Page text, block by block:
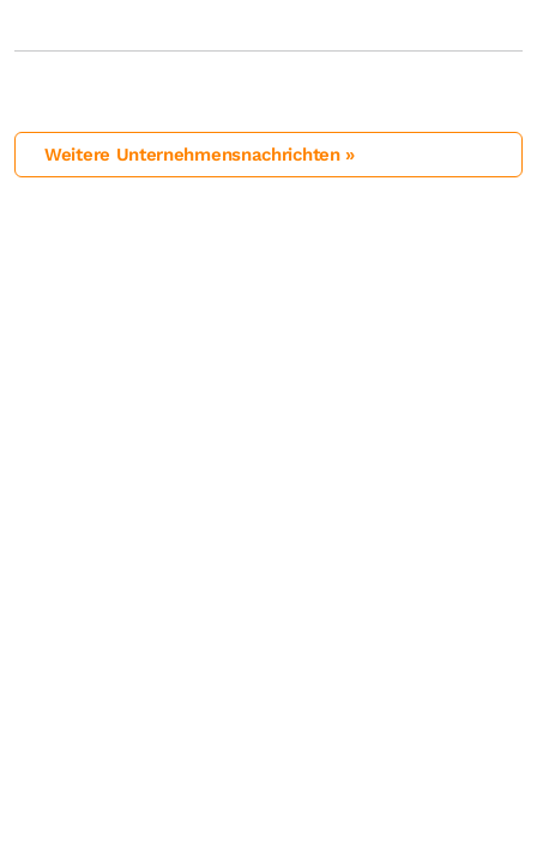
Weitere Unternehmensnachrichten »